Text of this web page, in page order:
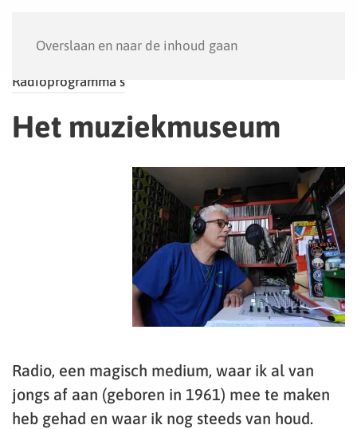
Overslaan en naar de inhoud gaan
Radioprogramma’s
Het muziekmuseum
Radio, een magisch medium, waar ik al van
jongs af aan (geboren in 1961) mee te maken
heb gehad en waar ik nog steeds van houd.